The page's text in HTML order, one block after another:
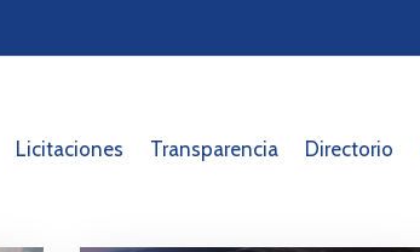
Licitaciones Transparencia Directorio